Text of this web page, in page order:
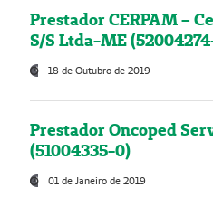
Prestador CERPAM –
S/S Ltda-ME
18 de Outubro de 2019
Prestador Oncoped
(51004335-0)
01 de Janeiro de 2019